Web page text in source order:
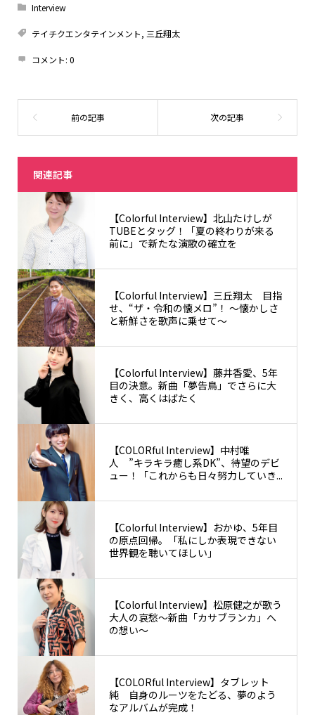
Interview
テイチクエンタテインメント, 三丘翔太
コメント: 0
関連記事
【Colorful Interview】北山たけしが
TUBEとタッグ！「夏の終わりが来る
前に」で新たな演歌の確立を
【Colorful Interview】三丘翔太 目指
せ、“ザ・令和の懐メロ”！ 〜懐かしさ
と新鮮さを歌声に乗せて〜
【Colorful Interview】藤井香愛、5年
目の決意。新曲「夢告鳥」でさらに大
きく、高くはばたく
【COLORful Interview】中村唯
人 ”キラキラ癒し系DK”、待望のデビ
ュー！「これからも日々努力していき...
【Colorful Interview】おかゆ、5年目
の原点回帰。「私にしか表現できない
世界観を聴いてほしい」
【Colorful Interview】松原健之が歌う
大人の哀愁〜新曲「カサブランカ」へ
の想い〜
【COLORful Interview】タブレット
純 自身のルーツをたどる、夢のよう
なアルバムが完成！